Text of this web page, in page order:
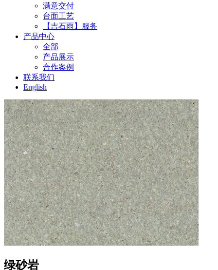
满意交付
台面工艺
【吉石雨】服务
产品中心
全部
产品展示
合作案例
联系我们
English
绿砂岩